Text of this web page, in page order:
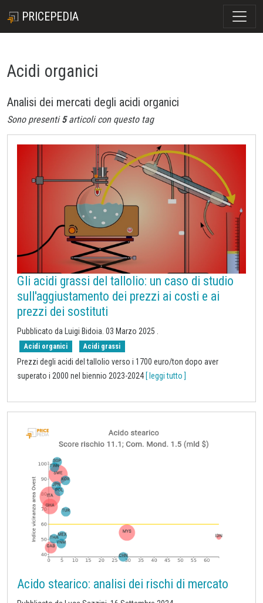
PRICEPEDIA
Acidi organici
Analisi dei mercati degli acidi organici
Sono presenti5articoli con questo tag
Gli acidi grassi del tallolio: un caso di studio
sull'aggiustamento dei prezzi ai costi e ai
prezzi dei sostituti
Pubblicato da Luigi Bidoia. 03 Marzo 2025
Acidi organici Acidi grassi
Prezzi degli acidi del tallolio verso i 1700 euro/ton dopo aver
superato i 2000 nel biennio 2023-2024 [ leggi tutto ]
Acido stearico: analisi dei rischi di mercato